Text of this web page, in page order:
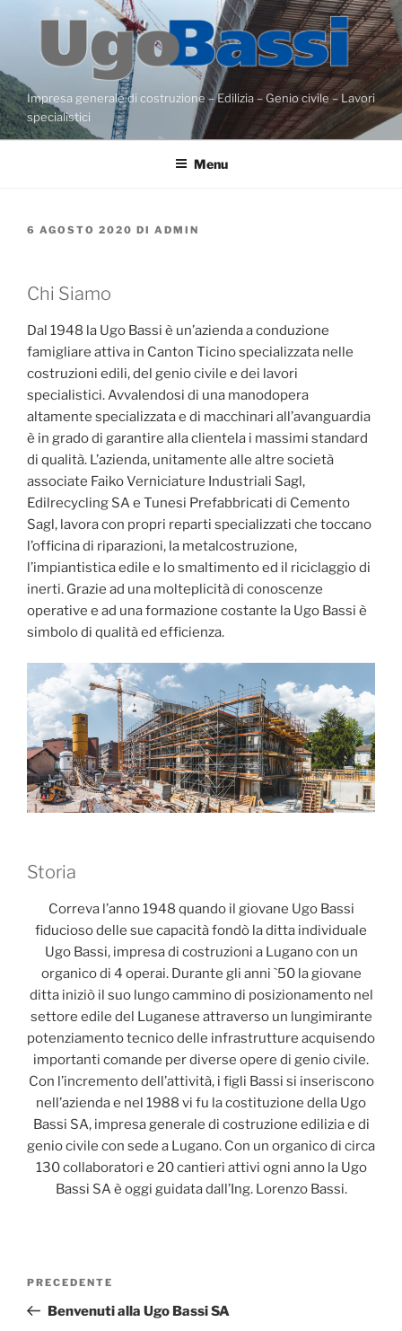
contenuto
Impresa generale di costruzione – Edilizia – Genio civile – Lavori
specialistici
Menu
PUBBLICATO
6 AGOSTO 2020 DI ADMIN
Chi Siamo
Dal 1948 la Ugo Bassi è un’azienda a conduzione
famigliare attiva in Canton Ticino specializzata nelle
costruzioni edili, del genio civile e dei lavori
specialistici. Avvalendosi di una manodopera
altamente specializzata e di macchinari all’avanguardia
è in grado di garantire alla clientela i massimi standard
di qualità. L’azienda, unitamente alle altre società
associate Faiko Verniciature Industriali Sagl,
Edilrecycling SA e Tunesi Prefabbricati di Cemento
Sagl, lavora con propri reparti specializzati che toccano
l’officina di riparazioni, la metalcostruzione,
l’impiantistica edile e lo smaltimento ed il riciclaggio di
inerti. Grazie ad una molteplicità di conoscenze
operative e ad una formazione costante la Ugo Bassi è
simbolo di qualità ed efficienza.
Storia
Correva l’anno 1948 quando il giovane Ugo Bassi
fiducioso delle sue capacità fondò la ditta individuale
Ugo Bassi, impresa di costruzioni a Lugano con un
organico di 4 operai. Durante gli anni `50 la giovane
ditta iniziò il suo lungo cammino di posizionamento nel
settore edile del Luganese attraverso un lungimirante
potenziamento tecnico delle infrastrutture acquisendo
importanti comande per diverse opere di genio civile.
Con l’incremento dell’attività, i figli Bassi si inseriscono
nell’azienda e nel 1988 vi fu la costituzione della Ugo
Bassi SA, impresa generale di costruzione edilizia e di
genio civile con sede a Lugano. Con un organico di circa
130 collaboratori e 20 cantieri attivi ogni anno la Ugo
Bassi SA è oggi guidata dall’Ing. Lorenzo Bassi.
Articolo
precedente:
PRECEDENTE
Benvenuti alla Ugo Bassi SA